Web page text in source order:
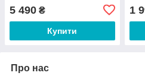
5 490 ₴
Купити
1
Про нас